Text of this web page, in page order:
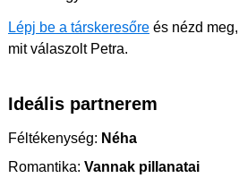
Lépj be a társkeresőre és nézd
mit válaszolt Petra.
Ideális partnerem
Féltékenység: Néha
Romantika: Vannak pillanatai